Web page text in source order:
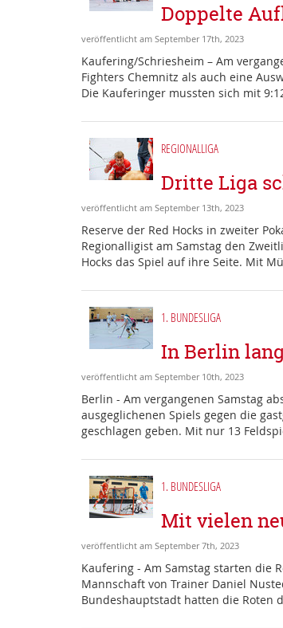
Doppelte
veröffentlicht am September 17th, 2023
Kaufering/Schriesheim – Am
Fighters Chemnitz als auch eine
Die Kauferinger mussten sich mit
REGIONALLIGA
Dritte Liga
veröffentlicht am September 13th, 2023
Reserve der Red Hocks in zweiter
Regionalligist am Samstag den
Hocks das Spiel auf ihre Seite. Mit
1. BUNDESLIGA
In Berlin
veröffentlicht am September 10th, 2023
Berlin - Am vergangenen Samstag
ausgeglichenen Spiels gegen die
geschlagen geben. Mit nur 13
1. BUNDESLIGA
Mit vielen
veröffentlicht am September 7th, 2023
Kaufering - Am Samstag starten die
Mannschaft von Trainer Daniel
Bundeshauptstadt hatten die Roten